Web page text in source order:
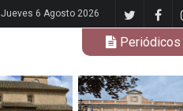
Jueves 6 Agosto 2026
Periódicos